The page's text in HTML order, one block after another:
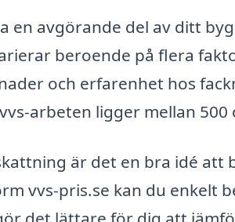
en avgörande del av ditt
beroende på flera
och erfarenhet hos
arbeten ligger mellan 500
är det en bra idé att
vvs-pris.se kan du enkelt